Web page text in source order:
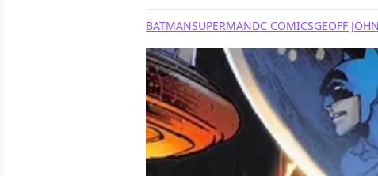
BATMANSUPERMANDC COMICSGEOFF